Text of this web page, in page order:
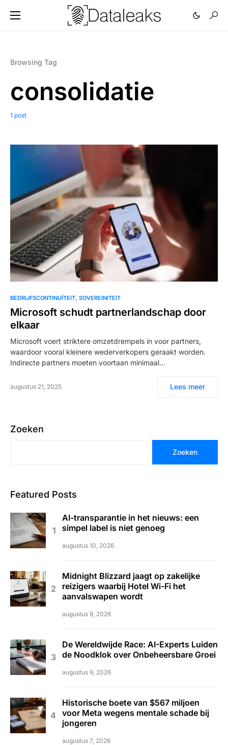
Browsing Tag
consolidatie
1 post
BEDRIJFSCONTINUÏTEIT SOVEREINITEIT
Microsoft schudt partnerlandschap door
elkaar
Microsoft voert striktere omzetdrempels in voor partners,
waardoor vooral kleinere wederverkopers geraakt worden.
Indirecte partners moeten voortaan minimaal…
augustus 21, 2025 Lees meer
Zoeken
Zoeken
Featured Posts
AI-transparantie in het nieuws: een
simpel label is niet genoeg
augustus 10, 2026
Midnight Blizzard jaagt op zakelijke
reizigers waarbij Hotel Wi-Fi het
aanvalswapen wordt
augustus 9, 2026
De Wereldwijde Race: AI-Experts Luiden
de Noodklok over Onbeheersbare Groei
augustus 9, 2026
Historische boete van $567 miljoen
voor Meta wegens mentale schade bij
jongeren
augustus 7, 2026